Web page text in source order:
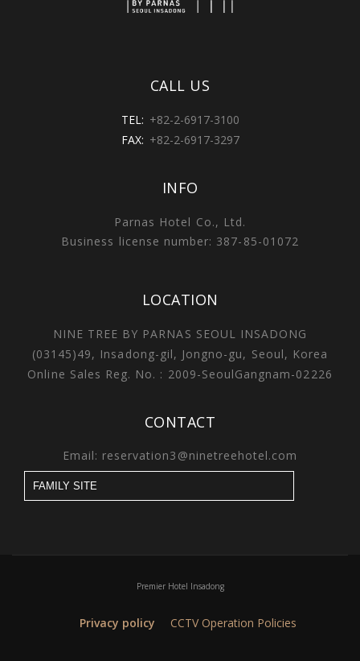
CALL US
TEL: +82-2-6917-3100
FAX: +82-2-6917-3297
INFO
Parnas Hotel Co., Ltd.
Business license number: 387-85-01072
LOCATION
NINE TREE BY PARNAS SEOUL INSADONG
(03145)49, Insadong-gil, Jongno-gu, Seoul, Korea
Online Sales Reg. No. : 2009-SeoulGangnam-02226
CONTACT
Email: reservation3@ninetreehotel.com
Premier Hotel Insadong
Privacy policy CCTV Operation Policies